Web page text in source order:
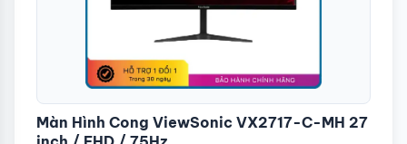
Màn Hình Cong ViewSonic VX2717-C-MH 27